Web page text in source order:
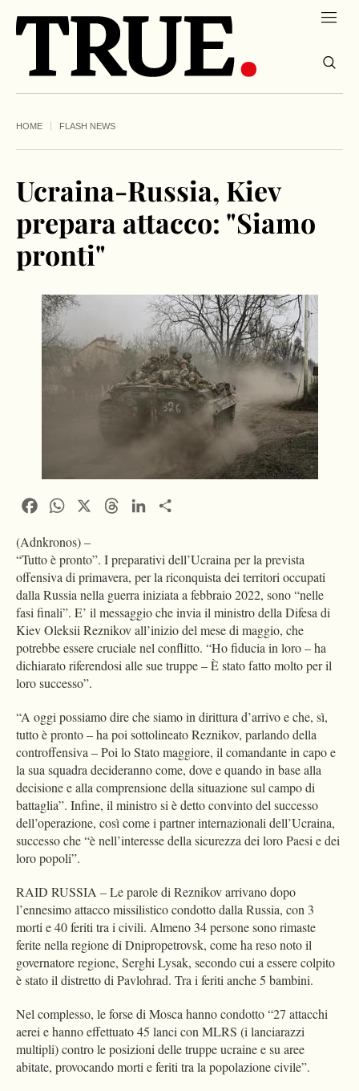
HOME FLASH NEWS
Ucraina-Russia, Kiev
prepara attacco: "Siamo
pronti"
FacebookWhatsApp ThreadsLinkedIn
(Adnkronos) –
“Tutto è pronto”. I preparativi dell’Ucraina per la prevista
offensiva di primavera, per la riconquista dei territori occupati
dalla Russia nella guerra iniziata a febbraio 2022, sono “nelle
fasi finali”. E’ il messaggio che invia il ministro della Difesa di
Kiev Oleksii Reznikov all’inizio del mese di maggio, che
potrebbe essere cruciale nel conflitto. “Ho fiducia in loro – ha
dichiarato riferendosi alle sue truppe – È stato fatto molto per il
loro successo”.
“A oggi possiamo dire che siamo in dirittura d’arrivo e che, sì,
tutto è pronto – ha poi sottolineato Reznikov, parlando della
controffensiva – Poi lo Stato maggiore, il comandante in capo e
la sua squadra decideranno come, dove e quando in base alla
decisione e alla comprensione della situazione sul campo di
battaglia”. Infine, il ministro si è detto convinto del successo
dell’operazione, così come i partner internazionali dell’Ucraina,
successo che “è nell’interesse della sicurezza dei loro Paesi e dei
loro popoli”.
RAID RUSSIA – Le parole di Reznikov arrivano dopo
l’ennesimo attacco missilistico condotto dalla Russia, con 3
morti e 40 feriti tra i civili. Almeno 34 persone sono rimaste
ferite nella regione di Dnipropetrovsk, come ha reso noto il
governatore regione, Serghi Lysak, secondo cui a essere colpito
è stato il distretto di Pavlohrad. Tra i feriti anche 5 bambini.
Nel complesso, le forse di Mosca hanno condotto “27 attacchi
aerei e hanno effettuato 45 lanci con MLRS (i lanciarazzi
multipli) contro le posizioni delle truppe ucraine e su aree
abitate, provocando morti e feriti tra la popolazione civile”.